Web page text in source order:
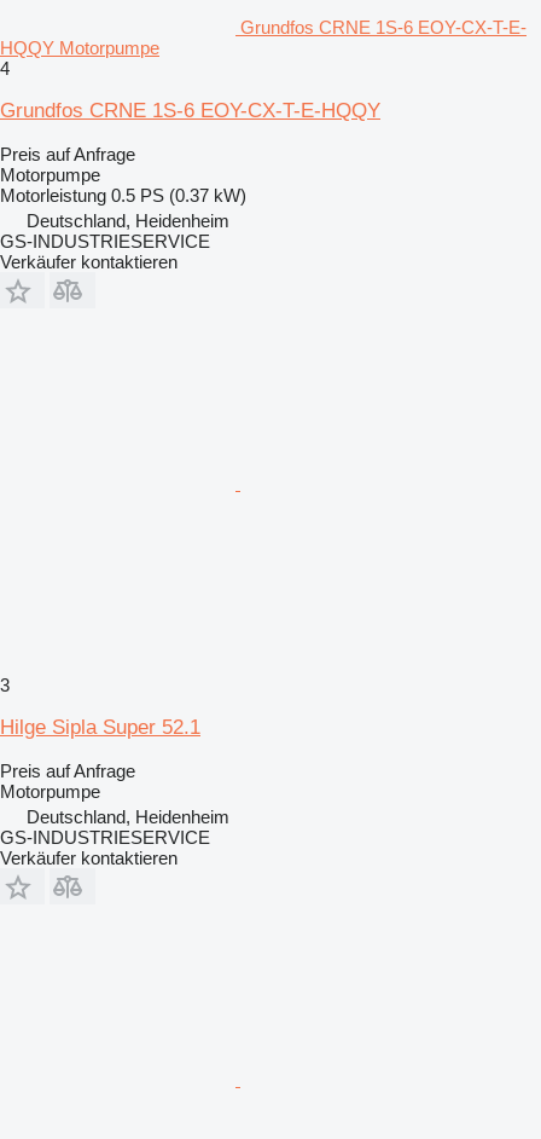
Grundfos CRNE 1S-6 EOY-CX-T-E-
HQQY Motorpumpe
4
Grundfos CRNE 1S-6 EOY-CX-T-E-HQQY
Preis auf Anfrage
Motorpumpe
Motorleistung 0.5 PS (0.37 kW)
Deutschland, Heidenheim
GS-INDUSTRIESERVICE
Verkäufer kontaktieren
3
Hilge Sipla Super 52.1
Preis auf Anfrage
Motorpumpe
Deutschland, Heidenheim
GS-INDUSTRIESERVICE
Verkäufer kontaktieren